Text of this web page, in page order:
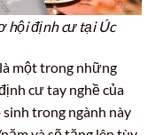
hội định cư tại Úc
một trong những
cư tay nghề của
trong ngành này